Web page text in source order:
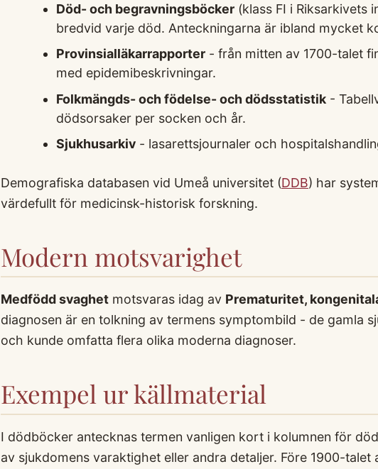
Död- och begravningsböcker(klass FI i Riksarkivets
bredvid varje död. Anteckningarna är ibland mycket
Provinsialläkarrapporter- från mitten av 1700-talet
med epidemibeskrivningar.
Folkmängds- och födelse- och dödsstatistik-
dödsorsaker per socken och år.
Sjukhusarkiv- lasarettsjournaler och
Demografiska databasen vid Umeå universitet (DDB) har
värdefullt för medicinsk-historisk forskning.
Modern motsvarighet
Medfödd svaghet motsvaras idag av Prematuritet,
diagnosen är en tolkning av termens symptombild - de gamla
och kunde omfatta flera olika moderna diagnoser.
Exempel ur källmaterial
I dödböcker antecknas termen vanligen kort i kolumnen för
av sjukdomens varaktighet eller andra detaljer. Före 1900-